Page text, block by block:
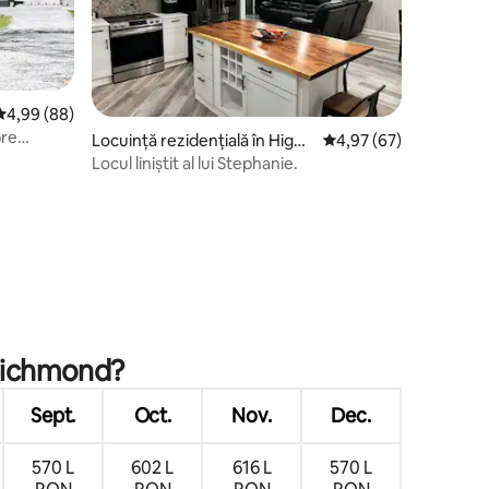
mediu de 4,99 din 5, 88 recenzii
4,99 (88)
Locuință rezidențială în Highl
and Springs
Scor mediu de 4,97
4,97 (67)
Locul liniștit al lui Stephanie.
Sept. Oct. Nov. Dec.
570 L
602 L
616 L
570 L